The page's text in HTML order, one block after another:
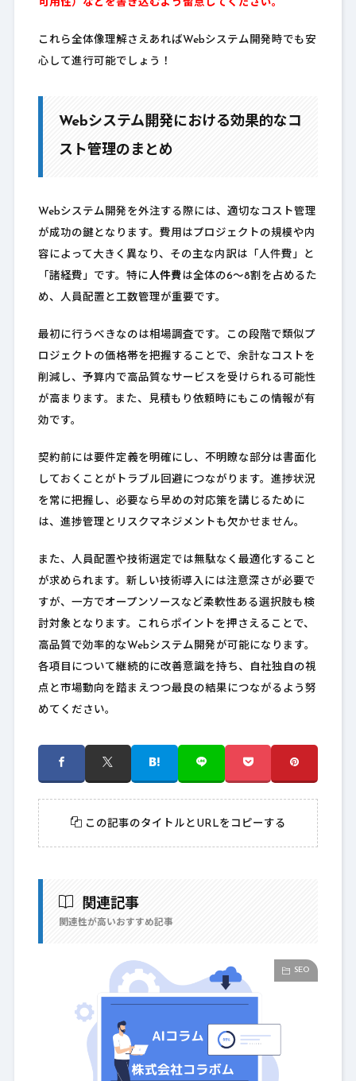
可用性）などを書き込むよう留意してください。
これら全体像理解さえあればWebシステム開発時でも安
心して進行可能でしょう！
Webシステム開発における効果的なコ
スト管理のまとめ
Webシステム開発を外注する際には、適切なコスト管理
が成功の鍵となります。費用はプロジェクトの規模や内
容によって大きく異なり、その主な内訳は「人件費」と
「諸経費」です。特に人件費は全体の6〜8割を占めるた
め、人員配置と工数管理が重要です。
最初に行うべきなのは相場調査です。この段階で類似プ
ロジェクトの価格帯を把握することで、余計なコストを
削減し、予算内で高品質なサービスを受けられる可能性
が高まります。また、見積もり依頼時にもこの情報が有
効です。
契約前には要件定義を明確にし、不明瞭な部分は書面化
しておくことがトラブル回避につながります。進捗状況
を常に把握し、必要なら早めの対応策を講じるために
は、進捗管理とリスクマネジメントも欠かせません。
また、人員配置や技術選定では無駄なく最適化すること
が求められます。新しい技術導入には注意深さが必要で
すが、一方でオープンソースなど柔軟性ある選択肢も検
討対象となります。これらポイントを押さえることで、
高品質で効率的なWebシステム開発が可能になります。
各項目について継続的に改善意識を持ち、自社独自の視
点と市場動向を踏まえつつ最良の結果につながるよう努
めてください。
この記事のタイトルとURLをコピーする
関連記事
関連性が高いおすすめ記事
SEO